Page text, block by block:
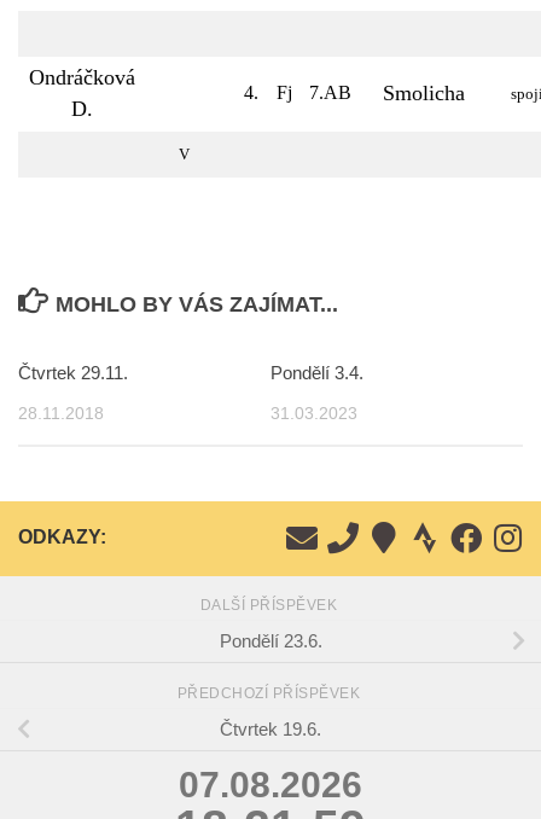
Ondráčková
D.
4. Fj 7.AB Smolicha
V
MOHLO BY VÁS ZAJÍMAT...
Čtvrtek 29.11.
28.11.2018
Pondělí 3.4.
31.03.2023
ODKAZY:
DALŠÍ PŘÍSPĚVEK
Pondělí 23.6.
PŘEDCHOZÍ PŘÍSPĚVEK
Čtvrtek 19.6.
07.08.2026